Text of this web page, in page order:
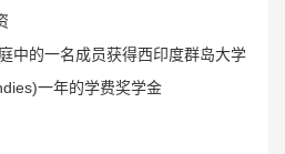
中的一名成员获得西印度群岛大学
一年的学费奖学金